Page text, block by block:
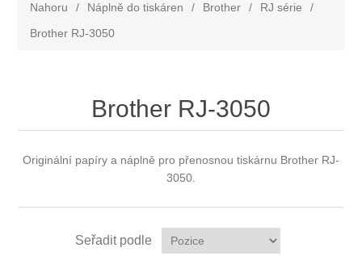
Nahoru / Náplně do tiskáren / Brother / RJ série
/
Brother RJ-3050
Brother RJ-3050
Originální papíry a náplně pro přenosnou tiskárnu Brother RJ-
3050.
Seřadit podle